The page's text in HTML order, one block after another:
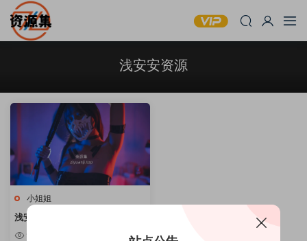
浅安安资源
小姐姐
浅安安 – 性感写真作品合集 [持续
更新]